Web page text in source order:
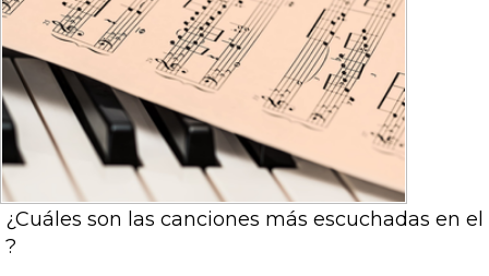
¿Cuáles son las canciones más escuchadas en el
?